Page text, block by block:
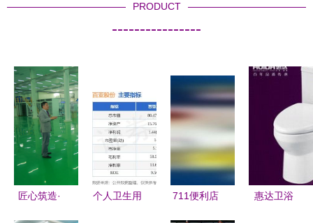
PRODUCT
----------------
匠心筑造·
个人卫生用
711便利店
惠达卫浴